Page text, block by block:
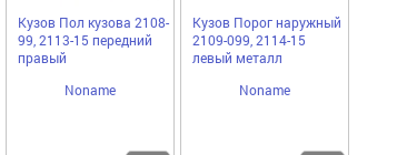
Кузов Пол кузова 2108-
99, 2113-15 передний
правый
Noname
Кузов Порог наружный
2109-099, 2114-15
левый металл
Noname